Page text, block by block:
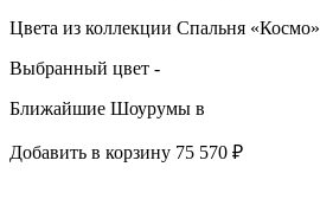
Цвета из коллекции Спальня «Космо»
Выбранный цвет -
Ближайшие Шоурумы в
Добавить в корзину 75 570 ₽